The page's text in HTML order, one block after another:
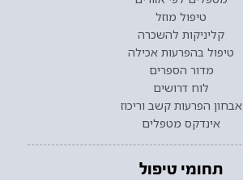
טיפול מוזל
קליניקות להשכרה
טיפול בהפרעות אכילה
מדור הספרים
לוח דרושים
אבחון הפרעות קשב וריכוז
אינדקס מטפלים
תחומי טיפול